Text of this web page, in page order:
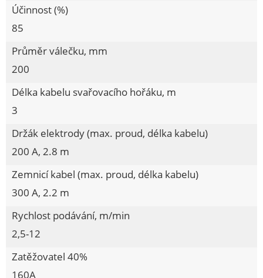
Topné ventilátory
Úpravné jednotky vzduchu
Vibrační brusky
Vysokotlaké čističe
Zelené plachty 120g
Zemní vrtáky
Zhutňovače betonu
Lupínkové pily
Žebříky a schůdky
Kombinované brusky
Účinnost (%)
85
Průměr válečku, mm
200
Délka kabelu svařovacího hořáku, m
3
Držák elektrody (max. proud, délka kabelu)
200 A, 2.8 m
Zemnicí kabel (max. proud, délka kabelu)
300 A, 2.2 m
Rychlost podávání, m/min
2,5-12
Zatěžovatel 40%
160A